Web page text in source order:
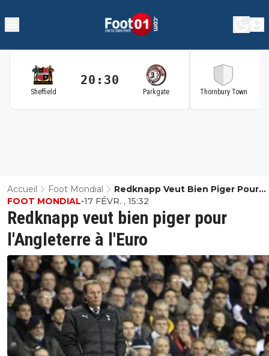
Sheffield
20:30
Parkgate Thornbury Town
Accueil Foot Mondial
Redknapp Veut Bien Piger Pour
L'Angleterre À L'Euro
Redknapp veut bien piger pour
l'Angleterre à l'Euro
FOOT MONDIAL•17 FÉVR. , 15:32